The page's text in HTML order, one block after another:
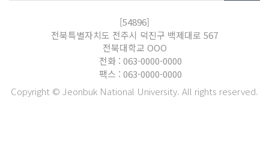
[54896]
전북특별자치도 전주시 덕진구 백제대로 567
전북대학교 OOO
전화 : 063-0000-0000
팩스 : 063-0000-0000
Copyright © Jeonbuk National University. All rights reserved.